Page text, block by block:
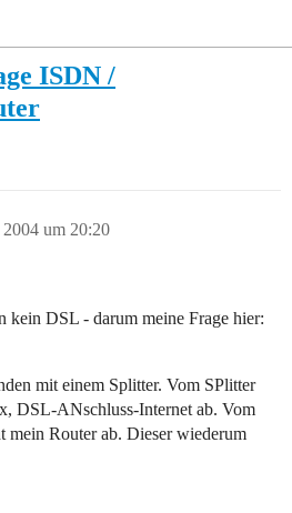
ISDN /
um 20:20
kein DSL - darum meine Frage hier:
mit einem Splitter. Vom SPlitter
DSL-ANschluss-Internet ab. Vom
Router ab. Dieser wiederum